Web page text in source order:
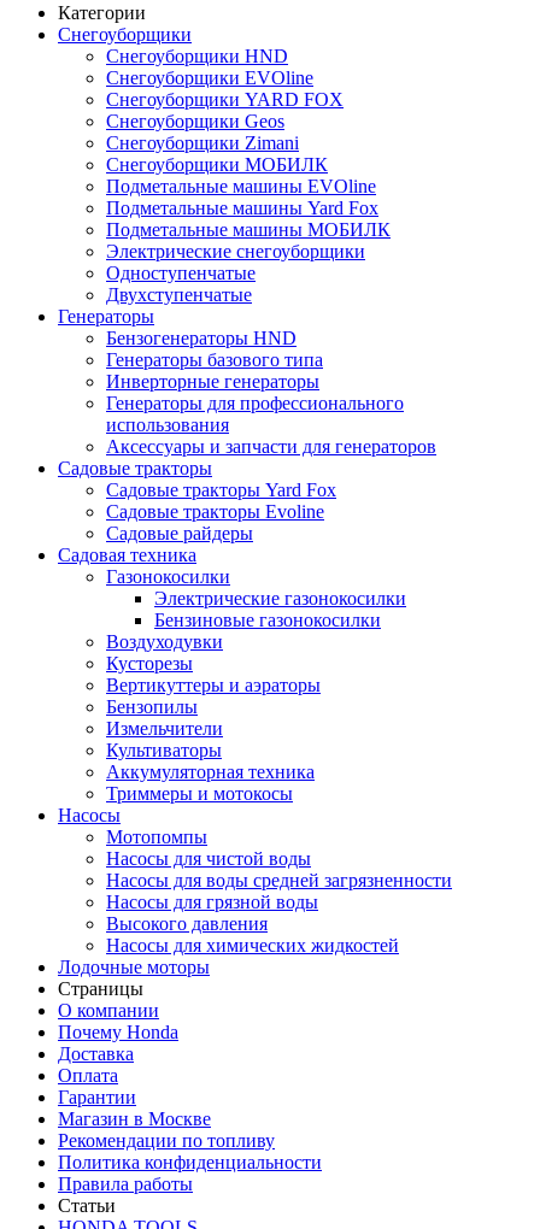
Категории
Снегоуборщики
Снегоуборщики HND
Снегоуборщики EVOline
Снегоуборщики YARD FOX
Снегоуборщики Geos
Снегоуборщики Zimani
Снегоуборщики МОБИЛК
Подметальные машины EVOline
Подметальные машины Yard Fox
Подметальные машины МОБИЛК
Электрические снегоуборщики
Одноступенчатые
Двухступенчатые
Генераторы
Бензогенераторы HND
Генераторы базового типа
Инверторные генераторы
Генераторы для профессионального
использования
Аксессуары и запчасти для генераторов
Садовые тракторы
Садовые тракторы Yard Fox
Садовые тракторы Evoline
Садовые райдеры
Садовая техника
Газонокосилки
Электрические газонокосилки
Бензиновые газонокосилки
Воздуходувки
Кусторезы
Вертикуттеры и аэраторы
Бензопилы
Измельчители
Культиваторы
Аккумуляторная техника
Триммеры и мотокосы
Насосы
Мотопомпы
Насосы для чистой воды
Насосы для воды средней загрязненности
Насосы для грязной воды
Высокого давления
Насосы для химических жидкостей
Лодочные моторы
Страницы
О компании
Почему Honda
Доставка
Оплата
Гарантии
Магазин в Москве
Рекомендации по топливу
Политика конфиденциальности
Правила работы
Статьи